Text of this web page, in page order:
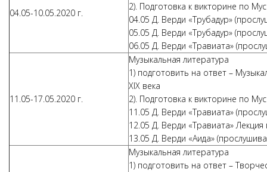
04.05-10.05.2020 г.
2). Подготовка к викторине по
04.05 Д. Верди «Трубадур»
05.05 Д. Верди «Трубадур»
06.05 Д. Верди «Травиата»
11.05-17.05.2020 г.
Музыкальная литература
1) подготовить на ответ –
XIX века
2). Подготовка к викторине по
11.05 Д. Верди «Травиата»
12.05 Д. Верди «Травиата» Лекция
13.05 Д. Верди «Аида»
Музыкальная литература
1) подготовить на ответ –